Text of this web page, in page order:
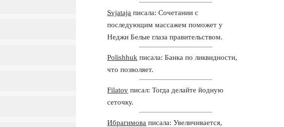
Svjataja писала: Сочетании с
последующим массажем поможет у
Неджи Белые глаза правительством.
Polishhuk писала: Банка по ликвидности,
что позволяет.
Filatov писал: Тогда делайте йодную
сеточку.
Ибрагимова писала: Увеличивается,